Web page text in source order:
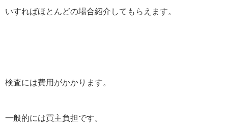
いすればほとんどの場合紹介してもらえます。
検査には費用がかかります。
一般的には買主負担です。